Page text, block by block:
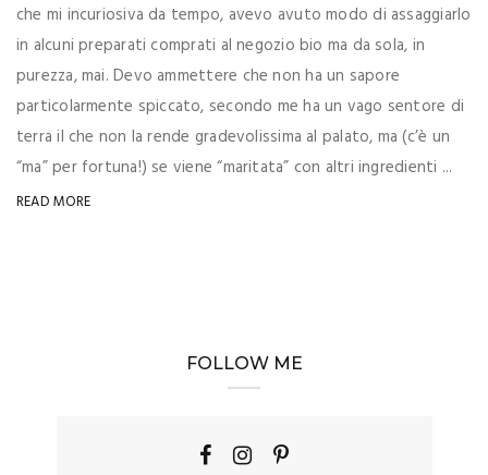
che mi incuriosiva da tempo, avevo avuto modo di assaggiarlo
in alcuni preparati comprati al negozio bio ma da sola, in
purezza, mai. Devo ammettere che non ha un sapore
particolarmente spiccato, secondo me ha un vago sentore di
terra il che non la rende gradevolissima al palato, ma (c’è un
“ma” per fortuna!) se viene “maritata” con altri ingredienti ...
READ MORE
FOLLOW ME